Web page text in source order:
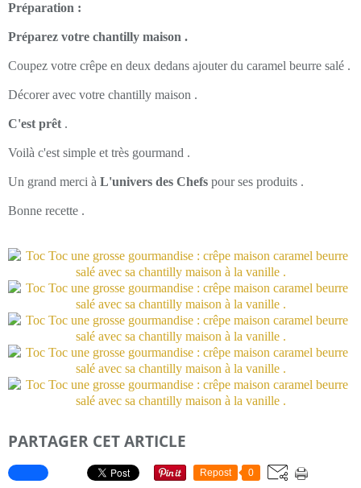
Préparation :
Préparez votre chantilly maison .
Coupez votre crêpe en deux dedans ajouter du caramel beurre salé .
Décorer avec votre chantilly maison .
C'est prêt .
Voilà c'est simple et très gourmand .
Un grand merci à L'univers des Chefs pour ses produits .
Bonne recette .
PARTAGER CET ARTICLE
Repost 0